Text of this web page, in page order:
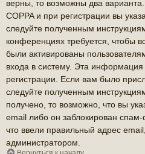
верны, то возможны два
COPPA и при регистрации вы
следуйте полученным
конференциях требуется, чтобы
были активированы
входа в систему. Эта
регистрации. Если вам было
следуйте полученным
получено, то возможно, что вы
email либо он заблокирован
что ввели правильный адрес
администратором.